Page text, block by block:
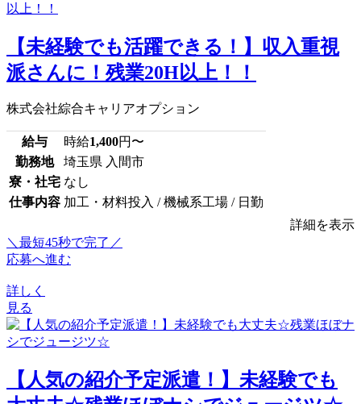
【未経験でも活躍できる！】収入重視
派さんに！残業20H以上！！
株式会社綜合キャリアオプション
給与 時給1,400円〜
勤務地
埼玉県 入間市
寮・社宅 なし
仕事内容 加工・材料投入 / 機械系工場 / 日勤
詳細を表示
＼最短45秒で完了／
応募へ進む
詳しく
見る
【人気の紹介予定派遣！】未経験でも